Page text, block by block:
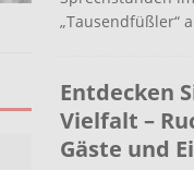
„Tausendfüßler“
Entdecken
Vielfalt –
Gäste und